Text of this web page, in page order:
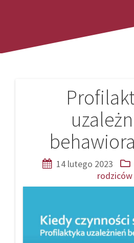
14 lutego 2023
rodziców
Nawigacja
wpisu